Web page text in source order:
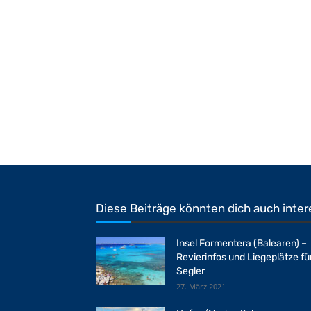
Diese Beiträge könnten dich auch
Insel Formentera (Balearen) –
Revierinfos und Liegeplätze
Segler
27. März 2021